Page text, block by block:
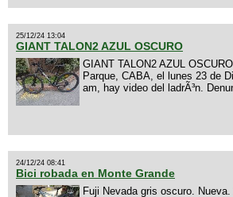
25/12/24 13:04
GIANT TALON2 AZUL OSCURO
GIANT TALON2 AZUL
Parque, CABA, el lunes 23 de
am, hay video del ladrÃ³n.
24/12/24 08:41
Bici robada en Monte Grande
Fuji Nevada gris oscuro.